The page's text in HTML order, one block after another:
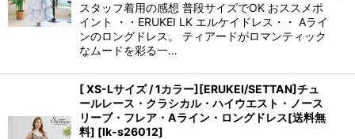
スタッフ着用の感想 普段サイズでOK おススメポ
イント ・・ERUKEI LK エルケイドレス・・ Aライ
ンのロングドレス。 ティアードがロマンティック
なムードを彩る一…
[ XS-Lサイズ / 1カラー][ERUKEI/SETTAN]チュ
ールレース・クラシカル・ハイウエスト・ノース
リーブ・フレア・Aライン・ロングドレス[送料無
料] [lk-s26012]